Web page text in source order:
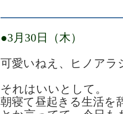
●3月30日（木）
可愛いねえ、ヒノアラ
それはいいとして。
朝寝て昼起きる生活を